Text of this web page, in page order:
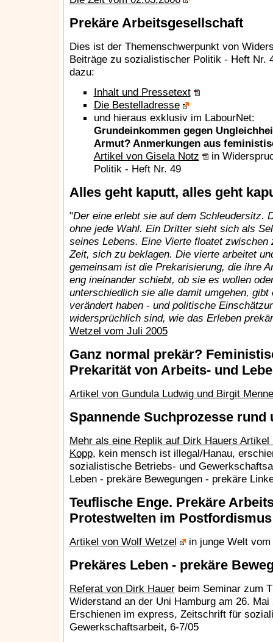
Prekäre Arbeitsgesellschaft
Dies ist der Themenschwerpunkt von
Beiträge zu sozialistischer Politik - Heft Nr.
dazu:
Inhalt und Pressetext
Die Bestelladresse
und hieraus exklusiv im LabourNet:
Grundeinkommen gegen
Armut? Anmerkungen aus
Artikel von Gisela Notz
in
Politik - Heft Nr. 49
Alles geht kaputt, alles geht
"Der eine erlebt sie auf dem Schleudersitz.
ohne jede Wahl. Ein Dritter sieht sich als
seines Lebens. Eine Vierte floatet
Zeit, sich zu beklagen. Die vierte arbeitet
gemeinsam ist die Prekarisierung, die ihre
eng ineinander schiebt, ob sie es wollen
unterschiedlich sie alle damit umgehen,
verändert haben - und politische
widersprüchlich sind, wie das Erleben
Wetzel vom Juli 2005
Ganz normal prekär?
Prekarität von Arbeits- und
Artikel von Gundula Ludwig und Birgit
Spannende Suchprozesse
Mehr als eine Replik auf Dirk Hauers
Kopp, kein mensch ist illegal/Hanau,
sozialistische Betriebs- und
Leben - prekäre Bewegungen - prekäre
Teuflische Enge. Prekäre
Protestwelten im Postfordismus
Artikel von Wolf Wetzel in junge Welt vom
Prekäres Leben - prekäre
Referat von Dirk Hauerbeim Seminar zum
Widerstand an der Uni Hamburg am 26.
Erschienen im express, Zeitschrift für
Gewerkschaftsarbeit, 6-7/05